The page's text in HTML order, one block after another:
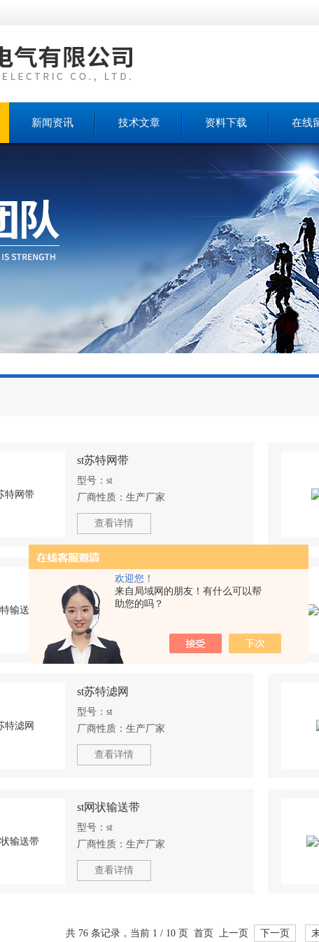
欢迎您！
来自局域网的朋友！有什么可以帮
助您的吗？
新闻资讯 技术文章 资料下载 在线
st苏特网带
型号： st
厂商性质： 生产厂家
查看详情
st苏特输送带
型号：
厂商性质：
查看详情
st苏特滤网
型号： st
厂商性质： 生产厂家
查看详情
st网状输送带
型号： st
厂商性质： 生产厂家
查看详情
共 76 条记录，当前 1 / 10 页 首页 上一页 下一页